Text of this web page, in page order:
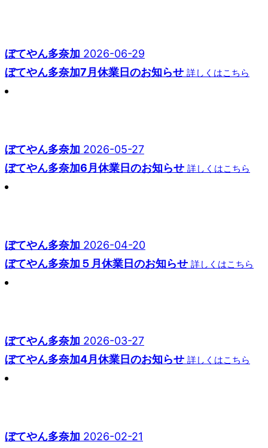
ぼてやん多奈加 2026-06-29
ぼてやん多奈加7月休業日のお知らせ 詳しくはこちら
ぼてやん多奈加 2026-05-27
ぼてやん多奈加6月休業日のお知らせ 詳しくはこちら
ぼてやん多奈加 2026-04-20
ぼてやん多奈加５月休業日のお知らせ 詳しくはこちら
ぼてやん多奈加 2026-03-27
ぼてやん多奈加4月休業日のお知らせ 詳しくはこちら
ぼてやん多奈加 2026-02-21